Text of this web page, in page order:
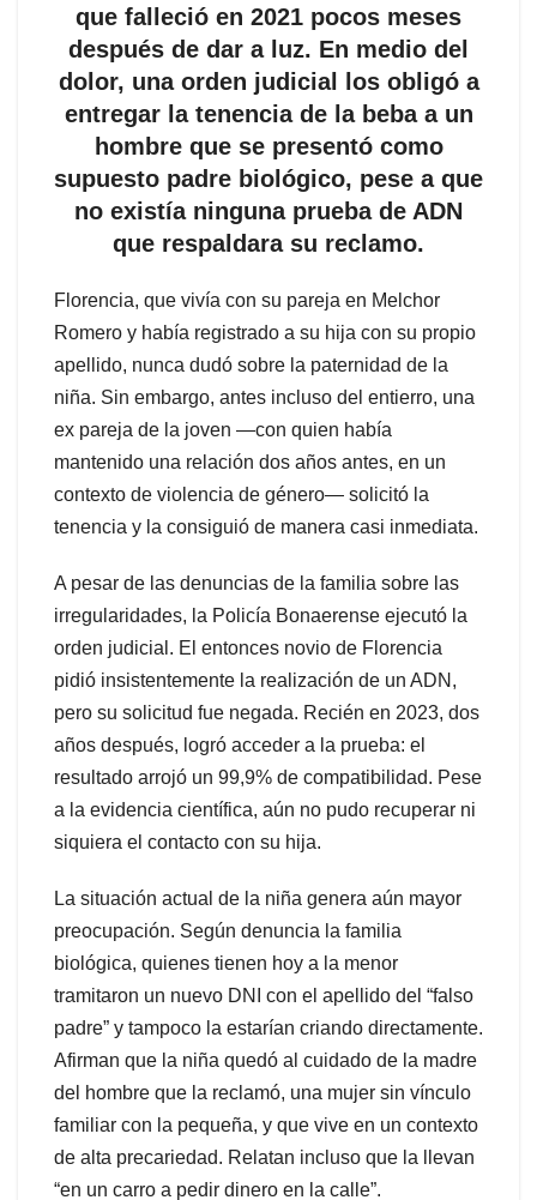
que falleció en 2021 pocos meses
después de dar a luz. En medio del
dolor, una orden judicial los obligó a
entregar la tenencia de la beba a un
hombre que se presentó como
supuesto padre biológico, pese a que
no existía ninguna prueba de ADN
que respaldara su reclamo.
Florencia, que vivía con su pareja en Melchor
Romero y había registrado a su hija con su propio
apellido, nunca dudó sobre la paternidad de la
niña. Sin embargo, antes incluso del entierro, una
ex pareja de la joven —con quien había
mantenido una relación dos años antes, en un
contexto de violencia de género— solicitó la
tenencia y la consiguió de manera casi inmediata.
A pesar de las denuncias de la familia sobre las
irregularidades, la Policía Bonaerense ejecutó la
orden judicial. El entonces novio de Florencia
pidió insistentemente la realización de un ADN,
pero su solicitud fue negada. Recién en 2023, dos
años después, logró acceder a la prueba: el
resultado arrojó un 99,9% de compatibilidad. Pese
a la evidencia científica, aún no pudo recuperar ni
siquiera el contacto con su hija.
La situación actual de la niña genera aún mayor
preocupación. Según denuncia la familia
biológica, quienes tienen hoy a la menor
tramitaron un nuevo DNI con el apellido del “falso
padre” y tampoco la estarían criando directamente.
Afirman que la niña quedó al cuidado de la madre
del hombre que la reclamó, una mujer sin vínculo
familiar con la pequeña, y que vive en un contexto
de alta precariedad. Relatan incluso que la llevan
“en un carro a pedir dinero en la calle”.